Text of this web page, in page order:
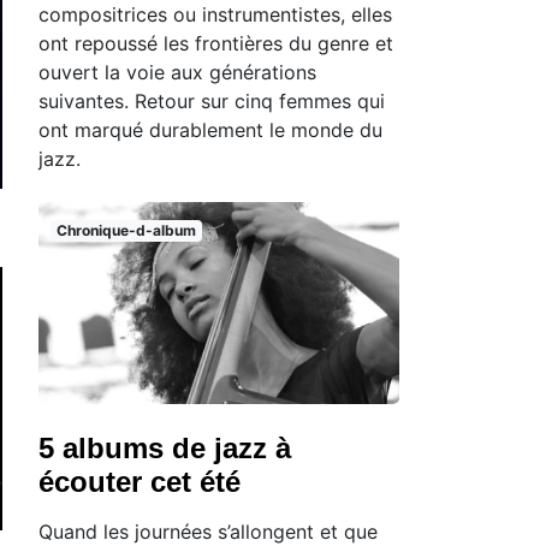
compositrices ou instrumentistes, elles
ont repoussé les frontières du genre et
ouvert la voie aux générations
suivantes. Retour sur cinq femmes qui
ont marqué durablement le monde du
jazz.
Chronique-d-album
5 albums de jazz à
écouter cet été
Quand les journées s’allongent et que